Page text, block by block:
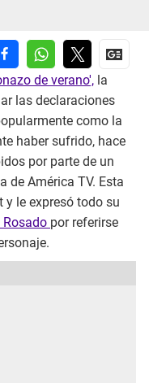
de verano', la
las declaraciones
como la
haber sufrido, hace
por parte de un
de América TV. Esta
y le expresó todo su
Rosado por referirse